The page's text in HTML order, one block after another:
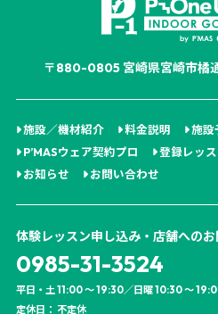
〒880-0805 宮崎県宮崎市橘
施設／機材紹介 料金説明
施設
P’MASウェア契約プロ
登録レッ
お知らせ
お問い合わせ
体験レッスン申し込み・店舗への
0985-31-3524
平日・土 11:00 ～ 19:30／日曜 10:30 ～
定休日： 不定休